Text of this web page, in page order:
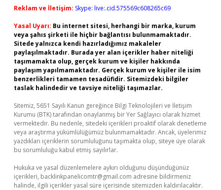
Reklam ve İletişim: Skype: live:.cid.575569c608265c69
Yasal Uyarı: Bu internet sitesi, herhangi bir marka, kurum
veya şahıs şirketi ile hiçbir bağlantısı bulunmamaktadır.
Sitede yalnızca kendi hazırladığımız makaleler
paylaşılmaktadır. Burada yer alan içerikler haber niteliği
taşımamakta olup, gerçek kurum ve kişiler hakkında
paylaşım yapılmamaktadır. Gerçek kurum ve kişiler ile isim
benzerlikleri tamamen tesadüfidir. Sitemizdeki bilgiler
taslak halindedir ve tavsiye niteliği taşımazlar.
Sitemiz, 5651 Sayılı Kanun gereğince Bilgi Teknolojileri ve İletişim
Kurumu (BTK) tarafından onaylanmış bir Yer Sağlayıcı olarak hizmet
vermektedir. Bu nedenle, sitedeki içerikleri proaktif olarak denetleme
veya araştırma yükümlülüğümüz bulunmamaktadır. Ancak, üyelerimiz
yazdıkları içeriklerin sorumluluğunu taşımakta olup, siteye üye olarak
bu sorumluluğu kabul etmiş sayılırlar.
Hukuka ve yasal düzenlemelere aykırı olduğunu düşündüğünüz
içerikleri, backlinkpanelicomtr@gmail.com adresine bildirmeniz
halinde, ilgili içerikler yasal süre içerisinde sitemizden kaldırılacaktır.